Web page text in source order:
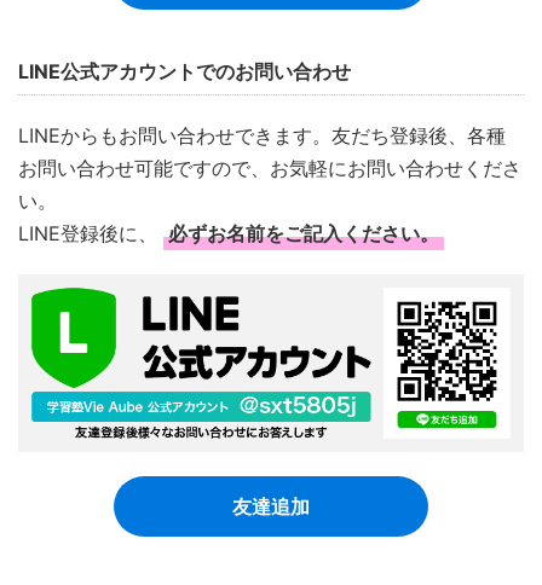
LINE公式アカウントでのお問い合わせ
LINEからもお問い合わせできます。友だち登録後、各種
お問い合わせ可能ですので、お気軽にお問い合わせくださ
い。
LINE登録後に、
必ずお名前をご記入ください。
友達追加